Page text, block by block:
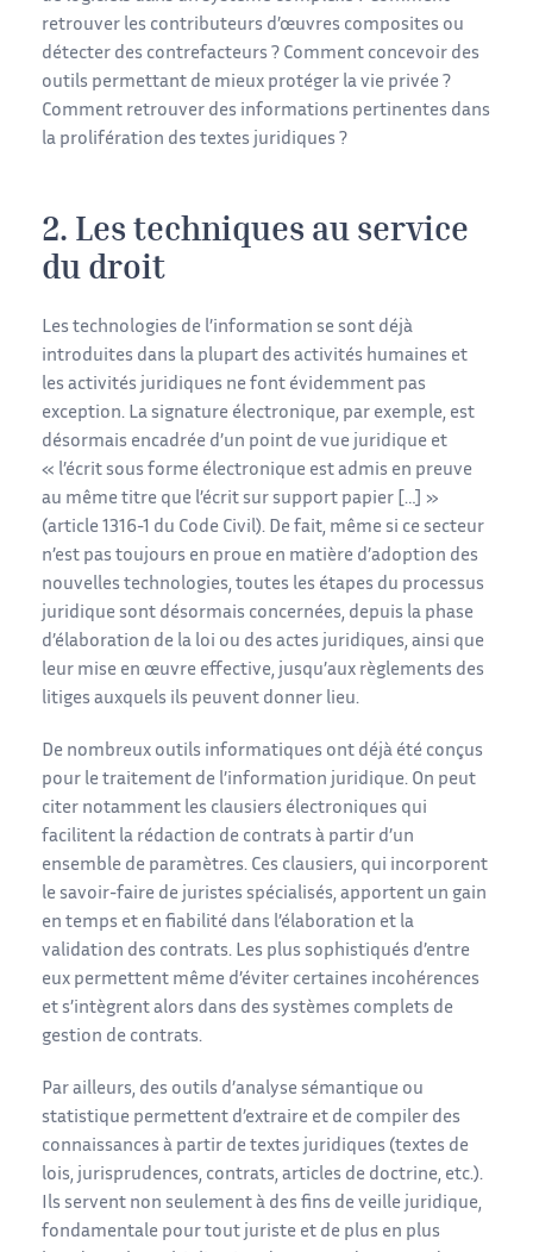
retrouver les contributeurs d’œuvres composites ou
détecter des contrefacteurs ? Comment concevoir des
outils permettant de mieux protéger la vie privée ?
Comment retrouver des informations pertinentes dans
la prolifération des textes juridiques ?
2. Les techniques au service
du droit
Les technologies de l’information se sont déjà
introduites dans la plupart des activités humaines et
les activités juridiques ne font évidemment pas
exception. La signature électronique, par exemple, est
désormais encadrée d’un point de vue juridique et
« l’écrit sous forme électronique est admis en preuve
au même titre que l’écrit sur support papier […] »
(article 1316-1 du Code Civil). De fait, même si ce secteur
n’est pas toujours en proue en matière d’adoption des
nouvelles technologies, toutes les étapes du processus
juridique sont désormais concernées, depuis la phase
d’élaboration de la loi ou des actes juridiques, ainsi que
leur mise en œuvre effective, jusqu’aux règlements des
litiges auxquels ils peuvent donner lieu.
De nombreux outils informatiques ont déjà été conçus
pour le traitement de l’information juridique. On peut
citer notamment les clausiers électroniques qui
facilitent la rédaction de contrats à partir d’un
ensemble de paramètres. Ces clausiers, qui incorporent
le savoir-faire de juristes spécialisés, apportent un gain
en temps et en fiabilité dans l’élaboration et la
validation des contrats. Les plus sophistiqués d’entre
eux permettent même d’éviter certaines incohérences
et s’intègrent alors dans des systèmes complets de
gestion de contrats.
Par ailleurs, des outils d’analyse sémantique ou
statistique permettent d’extraire et de compiler des
connaissances à partir de textes juridiques (textes de
lois, jurisprudences, contrats, articles de doctrine, etc.).
Ils servent non seulement à des fins de veille juridique,
fondamentale pour tout juriste et de plus en plus